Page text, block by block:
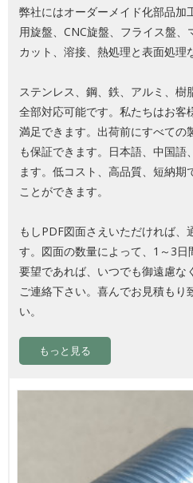
弊社にはオーダーメイド化部品加
用旋盤、CNC旋盤、フライス盤
カット、溶接、熱処理と表面処理
ステンレス、鋼、鉄、アルミ、樹
全部対応可能です。私たちはお客
満足できます。出荷前にすべての
も保証できます。日本語、中国語
ます。低コスト、高品質、短納期
ことができます。
もしPDF図面さえいただければ、
す。図面の数量によって、1～3
要望であれば、いつでも御遠慮
ご連絡下さい。喜んでお見積もり
い。
もっと見る